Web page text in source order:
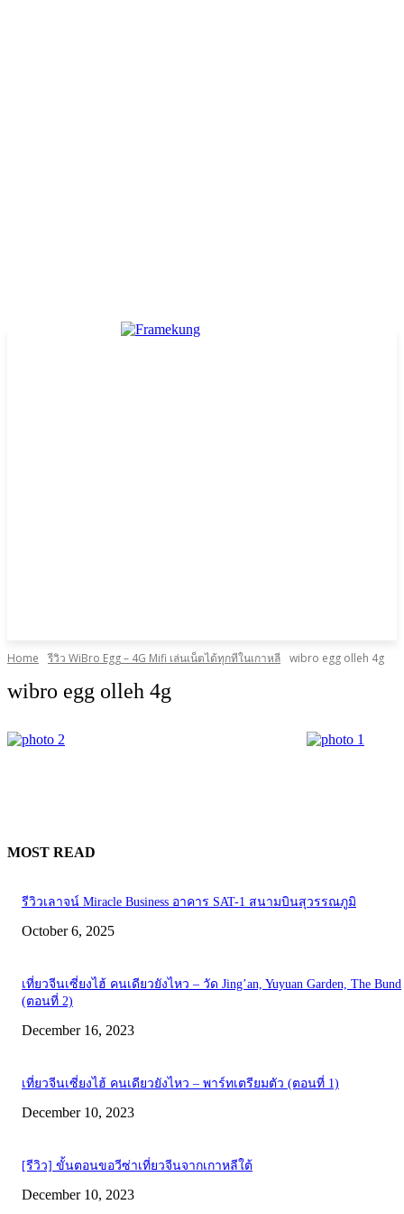
Home รีวิว WiBro Egg – 4G Mifi เล่นเน็ตได้ทุกทีในเกาหลี wibro egg olleh 4g
wibro egg olleh 4g
MOST READ
รีวิวเลาจน์ Miracle Business อาคาร SAT-1 สนามบินสุวรรณภูมิ
October 6, 2025
เที่ยวจีนเซี่ยงไฮ้ คนเดียวยังไหว – วัด Jing’an, Yuyuan Garden, The Bund
(ตอนที่ 2)
December 16, 2023
เที่ยวจีนเซี่ยงไฮ้ คนเดียวยังไหว – พาร์ทเตรียมตัว (ตอนที่ 1)
December 10, 2023
[รีวิว] ขั้นตอนขอวีซ่าเที่ยวจีนจากเกาหลีใต้
December 10, 2023